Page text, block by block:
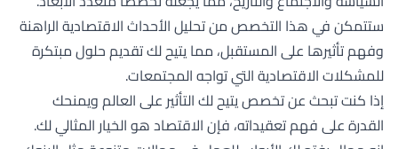
ستتمكن في هذا التخصص من تحليل الأحداث الاقتصادية الراهنة
وفهم تأثيرها على المستقبل، مما يتيح لك تقديم حلول مبتكرة
للمشكلات الاقتصادية التي تواجه المجتمعات.
إذا كنت تبحث عن تخصص يتيح لك التأثير على العالم ويمنحك
القدرة على فهم تعقيداته، فإن الاقتصاد هو الخيار المثالي لك.